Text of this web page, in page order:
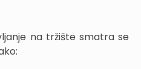
na tržište smatra se